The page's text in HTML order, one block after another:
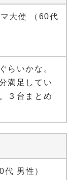
大使 （60代
らいかな。
満足してい
３台まとめ
男性）